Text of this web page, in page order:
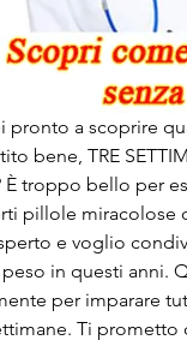
pronto a scoprire
bene, TRE
È troppo bello per
pillole miracolose
e voglio
in questi anni.
per imparare
Ti prometto